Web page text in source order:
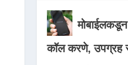
कॉल करणे, उपग्रह